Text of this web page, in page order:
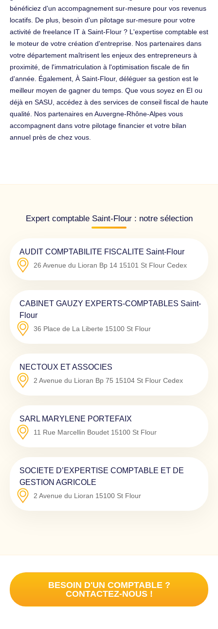
bénéficiez d'un accompagnement sur-mesure pour vos revenus
locatifs. De plus, besoin d'un pilotage sur-mesure pour votre
activité de freelance IT à Saint-Flour ? L'expertise comptable est
le moteur de votre création d'entreprise. Nos partenaires dans
votre département maîtrisent les enjeux des entrepreneurs à
proximité, de l'immatriculation à l'optimisation fiscale de fin
d'année. Également, À Saint-Flour, déléguer sa gestion est le
meilleur moyen de gagner du temps. Que vous soyez en EI ou
déjà en SASU, accédez à des services de conseil fiscal de haute
qualité. Nos partenaires en Auvergne-Rhône-Alpes vous
accompagnent dans votre pilotage financier et votre bilan
annuel près de chez vous.
Expert comptable Saint-Flour : notre sélection
AUDIT COMPTABILITE FISCALITE Saint-Flour
26 Avenue du Lioran Bp 14 15101 St Flour Cedex
CABINET GAUZY EXPERTS-COMPTABLES Saint-
Flour
36 Place de La Liberte 15100 St Flour
NECTOUX ET ASSOCIES
2 Avenue du Lioran Bp 75 15104 St Flour Cedex
SARL MARYLENE PORTEFAIX
11 Rue Marcellin Boudet 15100 St Flour
SOCIETE D’EXPERTISE COMPTABLE ET DE
GESTION AGRICOLE
2 Avenue du Lioran 15100 St Flour
BESOIN D'UN COMPTABLE ?
CONTACTEZ-NOUS !